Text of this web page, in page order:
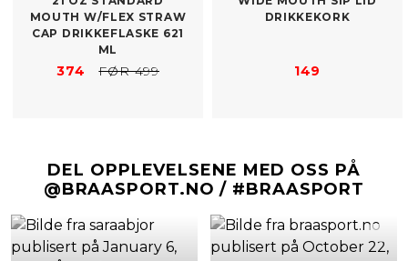
MOUTH W/​FLEX STRAW
CAP DRIKKEFLASKE 621
ML
374 FØR 499
DRIKKEKORK
149
DEL OPPLEVELSENE MED OSS PÅ
@BRAASPORT.NO / #BRAASPORT